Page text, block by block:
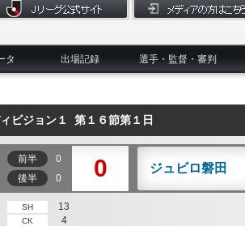
タ 出場記録 選手・監督・審判
ビジョン１ 第１６節第１日
前半
0
後半 0 0 ジュビロ磐田
SH
13
CK
4